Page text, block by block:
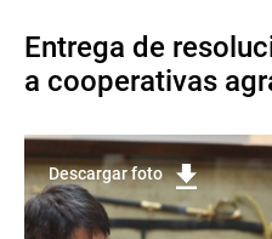
Entrega de
a cooperativas
Descargar foto